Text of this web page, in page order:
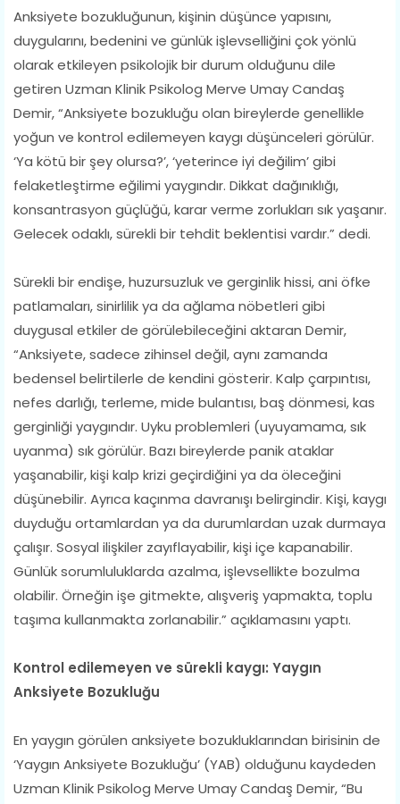
Anksiyete bozukluğunun, kişinin düşünce yapısını,
duygularını, bedenini ve günlük işlevselliğini çok yönlü
olarak etkileyen psikolojik bir durum olduğunu dile
getiren Uzman Klinik Psikolog Merve Umay Candaş
Demir, “Anksiyete bozukluğu olan bireylerde genellikle
yoğun ve kontrol edilemeyen kaygı düşünceleri görülür.
‘Ya kötü bir şey olursa?’, ‘yeterince iyi değilim’ gibi
felaketleştirme eğilimi yaygındır. Dikkat dağınıklığı,
konsantrasyon güçlüğü, karar verme zorlukları sık yaşanır.
Gelecek odaklı, sürekli bir tehdit beklentisi vardır.” dedi.
Sürekli bir endişe, huzursuzluk ve gerginlik hissi, ani öfke
patlamaları, sinirlilik ya da ağlama nöbetleri gibi
duygusal etkiler de görülebileceğini aktaran Demir,
“Anksiyete, sadece zihinsel değil, aynı zamanda
bedensel belirtilerle de kendini gösterir. Kalp çarpıntısı,
nefes darlığı, terleme, mide bulantısı, baş dönmesi, kas
gerginliği yaygındır. Uyku problemleri (uyuyamama, sık
uyanma) sık görülür. Bazı bireylerde panik ataklar
yaşanabilir, kişi kalp krizi geçirdiğini ya da öleceğini
düşünebilir. Ayrıca kaçınma davranışı belirgindir. Kişi, kaygı
duyduğu ortamlardan ya da durumlardan uzak durmaya
çalışır. Sosyal ilişkiler zayıflayabilir, kişi içe kapanabilir.
Günlük sorumluluklarda azalma, işlevsellikte bozulma
olabilir. Örneğin işe gitmekte, alışveriş yapmakta, toplu
taşıma kullanmakta zorlanabilir.” açıklamasını yaptı.
Kontrol edilemeyen ve sürekli kaygı: Yaygın
Anksiyete Bozukluğu
En yaygın görülen anksiyete bozukluklarından birisinin de
‘Yaygın Anksiyete Bozukluğu’ (YAB) olduğunu kaydeden
Uzman Klinik Psikolog Merve Umay Candaş Demir, “Bu